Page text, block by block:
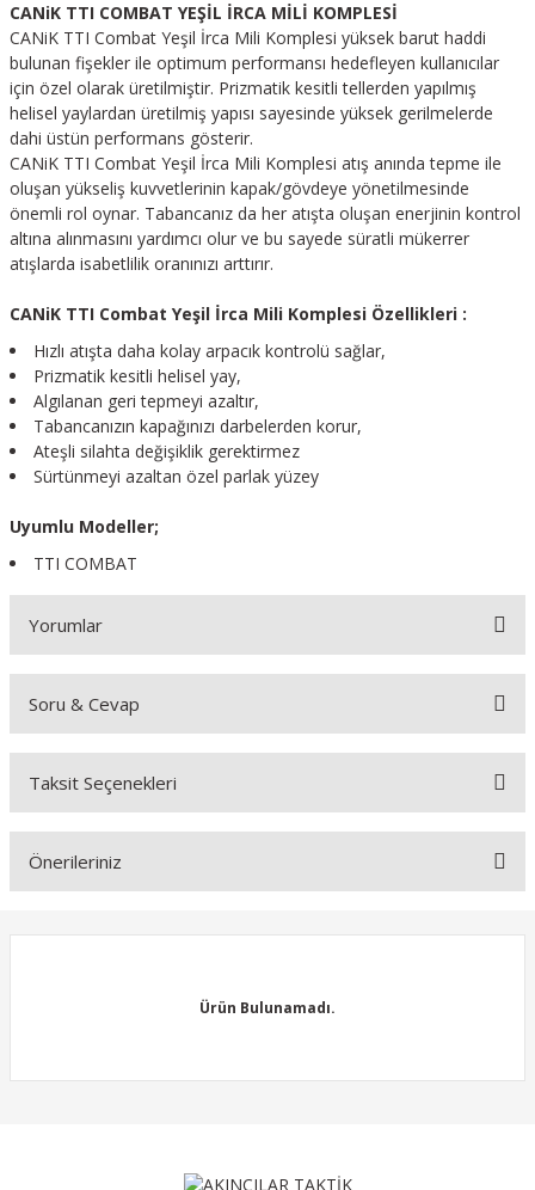
CANiK TTI COMBAT YEŞİL İRCA MİLİ KOMPLESİ
CANiK TTI Combat Yeşil İrca Mili Komplesi yüksek barut haddi
bulunan fişekler ile optimum performansı hedefleyen kullanıcılar
için özel olarak üretilmiştir. Prizmatik kesitli tellerden yapılmış
helisel yaylardan üretilmiş yapısı sayesinde yüksek gerilmelerde
dahi üstün performans gösterir.
CANiK TTI Combat Yeşil İrca Mili Komplesi atış anında tepme ile
oluşan yükseliş kuvvetlerinin kapak/gövdeye yönetilmesinde
önemli rol oynar. Tabancanız da her atışta oluşan enerjinin kontrol
altına alınmasını yardımcı olur ve bu sayede süratli mükerrer
atışlarda isabetlilik oranınızı arttırır.
CANiK TTI Combat Yeşil İrca Mili Komplesi Özellikleri :
Hızlı atışta daha kolay arpacık kontrolü sağlar,
Prizmatik kesitli helisel yay,
Algılanan geri tepmeyi azaltır,
Tabancanızın kapağınızı darbelerden korur,
Ateşli silahta değişiklik gerektirmez
Sürtünmeyi azaltan özel parlak yüzey
Uyumlu Modeller;
TTI COMBAT
Yorumlar
Bu ürüne ilk yorumu siz yapın!
Soru & Cevap
Ürün hakkında henüz soru sorulmamış.
Taksit Seçenekleri
Önerileriniz
Görüş ve önerileriniz için teşekkür ederiz.
Ürün fiyatı diğer sitelerden daha pahalı.
Ürün Bulunamadı.
Ürün Bulunamadı.